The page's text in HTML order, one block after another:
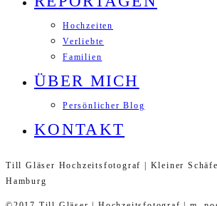
Hochzeiten
Verliebte
Familien
ÜBER MICH
Persönlicher Blog
KONTAKT
Till Gläser Hochzeitsfotograf | Kleiner
Hamburg